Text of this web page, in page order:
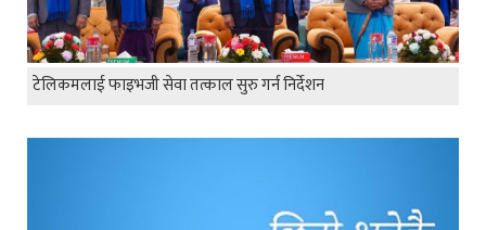
टेलिकमलाई फाइभजी सेवा तत्काल सुरु गर्न निर्देशन